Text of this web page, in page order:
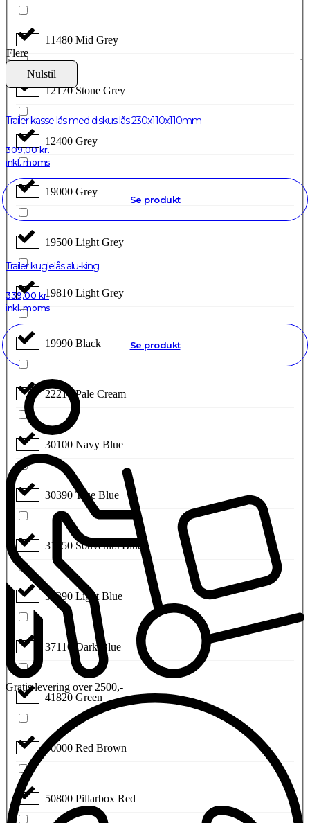
11480 Mid Grey
12170 Stone Grey
12400 Grey
19000 Grey
19500 Light Grey
19810 Light Grey
19990 Black
22210 Pale Cream
30100 Navy Blue
30390 True Blue
31750 Souvenirs Blue
33390 Light Blue
37110 Dark Blue
41820 Green
50000 Red Brown
50800 Pillarbox Red
Flere
Nulstil
Trailer kasse lås med diskus lås 230x110x110mm
309,00kr.
inkl. moms
Se produkt
Trailer kuglelås alu-king
339,00 kr.
inkl. moms
Se produkt
Gratis levering over 2500,-